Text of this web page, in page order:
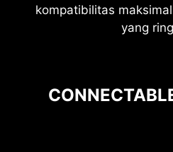
kompatibilitas
yang